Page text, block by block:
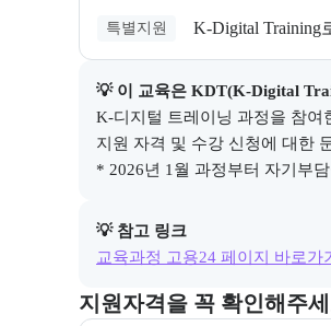
특별지원 K-Digital Training
💡 이 교육은 KDT(K-Digital
K-디지털 트레이닝 과정을 참여
지원 자격 및 수강 신청에 대한
* 2026년 1월 과정부터 자기부
💡 참고 링크
교육과정 고용24 페이지 바로가기
지원자격을 꼭 확인해주
교육과정 지원 자격과 우대 사항